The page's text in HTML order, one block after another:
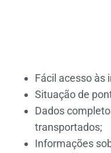
Fácil acesso às
Situação de
Dados
transportados;
Informações